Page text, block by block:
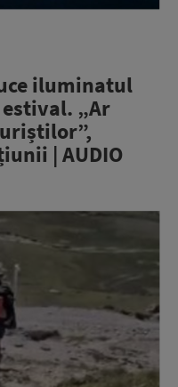
iluminatul
„Ar
| AUDIO